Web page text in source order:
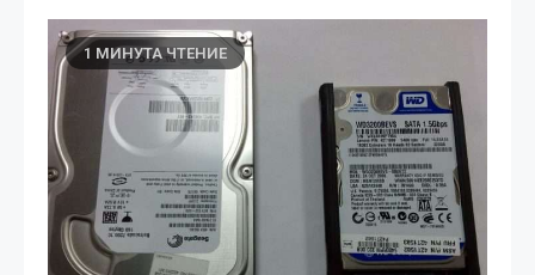
1 МИНУТА ЧТЕНИЕ